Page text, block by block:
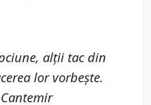
alții tac din
lor vorbește.